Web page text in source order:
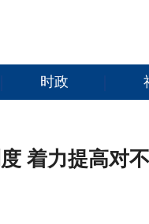
时政
着力提高对